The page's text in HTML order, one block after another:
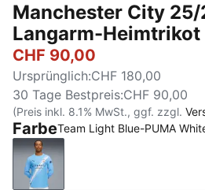
Manchester City
Langarm-Heimtrikot
CHF 90,00
Ursprünglich:CHF 180,00
30 Tage Bestpreis:CHF 90,00
(Preis inkl. 8.1% MwSt., ggf. zzgl.
FarbeTeam Light Blue-PUMA
Team Light Blue-PUMA White